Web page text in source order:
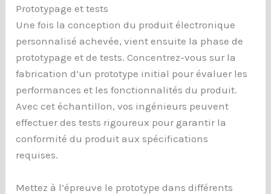
Prototypage et tests
Une fois la conception du produit électronique
personnalisé achevée, vient ensuite la phase de
prototypage et de tests. Concentrez-vous sur la
fabrication d’un prototype initial pour évaluer les
performances et les fonctionnalités du produit.
Avec cet échantillon, vos ingénieurs peuvent
effectuer des tests rigoureux pour garantir la
conformité du produit aux spécifications
requises.
Mettez à l’épreuve le prototype dans différents